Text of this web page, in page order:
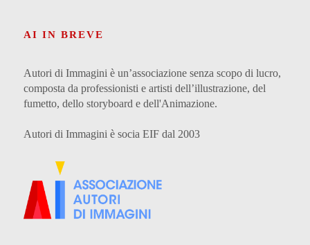
AI IN BREVE
Autori di Immagini è un’associazione senza scopo di lucro,
composta da professionisti e artisti dell’illustrazione, del
fumetto, dello storyboard e dell'Animazione.
Autori di Immagini è socia EIF dal 2003